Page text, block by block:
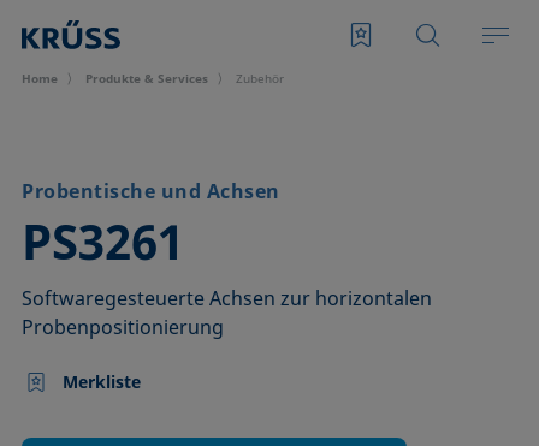
Home Produkte & Services Zubehör
Probentische und Achsen
PS3261
–
Softwaregesteuerte Achsen zur horizontalen
Probenpositionierung
Merkliste